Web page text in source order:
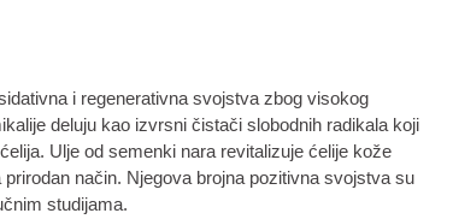
i regenerativna svojstva zbog visokog
deluju kao izvrsni čistači slobodnih radikala koji
Ulje od semenki nara revitalizuje ćelije kože
način. Njegova brojna pozitivna svojstva su
studijama.